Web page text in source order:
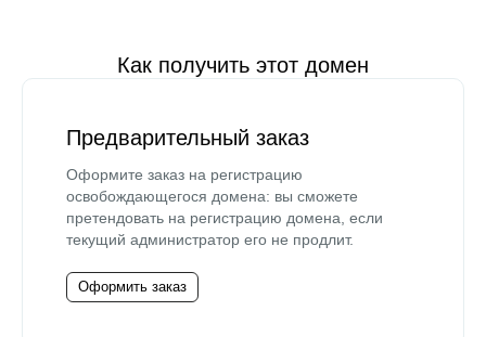
Как получить этот домен
Предварительный заказ
Оформите заказ на регистрацию
освобождающегося домена: вы сможете
претендовать на регистрацию домена, если
текущий администратор его не продлит.
Оформить заказ